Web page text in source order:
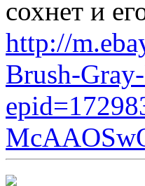
сохнет и
http://
Brush-